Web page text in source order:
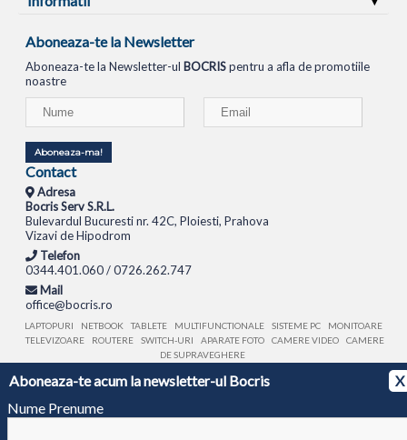
Aboneaza-te acum la newsletter-ul Bocris
X
Nume Prenume
Aboneaza-te la Newsletter
Aboneaza-te la Newsletter-ul BOCRISpentru a afla de promotiile
noastre
Aboneaza-ma!
Contact
Adresa
Bocris Serv S.R.L.
Bulevardul Bucuresti nr. 42C, Ploiesti, Prahova
Vizavi de Hipodrom
Telefon
0344.401.060 / 0726.262.747
Mail
office@bocris.ro
LAPTOPURI NETBOOK TABLETE MULTIFUNCTIONALE SISTEME PC
MONITOARE
TELEVIZOARE
ROUTERE SWITCH-URI APARATE FOTO CAMERE VIDEO
CAMERE
DE SUPRAVEGHERE